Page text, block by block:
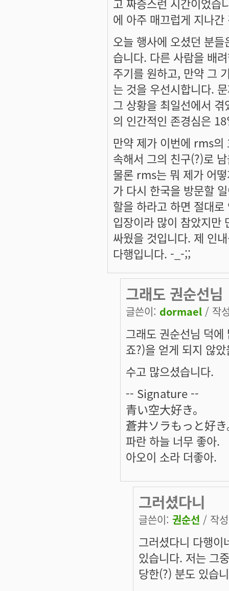
고 짜증스런 시간이었습
에 아주 매끄럽게 지나
오늘 행사에 오셨던 분
습니다. 다른 사람을 배
주기를 원하고, 만약 그
는 것을 우선시합니다.
그 상황을 최일선에서
의 인간적인 존경심은
만약 제가 이번에 rms의
속해서 그의 친구(?)로
물론 rms는 뭐 제가 어
가 다시 한국을 방문할
할을 하라고 하면 절대
입장이라 많이 참았지만
싸웠을 것입니다. 제 인
다행입니다. -_-;;
그래도 권순선님
글쓴이: dormael / 작
그래도 권순선님 덕
죠?)을 얻게 되지 않
수고 많으셨습니다.
-- Signature --
青い空大好き。
蒼井ソラもっと好
파란 하늘 너무 좋아.
아오이 소라 더좋아.
그러셨다니
글쓴이: 권순선 / 작
그러셨다니 다행
있습니다. 저는 그
당한(?) 분도 있습